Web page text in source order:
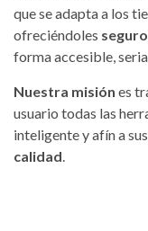
que se adapta a los
ofreciéndoles
forma accesible,
Nuestra misión es
usuario todas las
inteligente y afín a
calidad.